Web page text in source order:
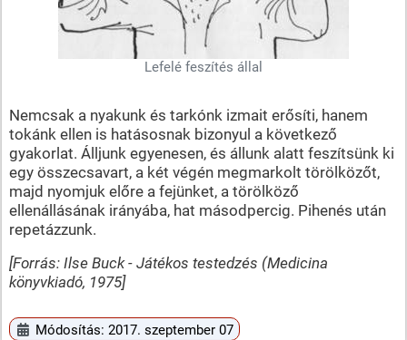
Lefelé feszítés állal
Nemcsak a nyakunk és tarkónk izmait erősíti, hanem
tokánk ellen is hatásosnak bizonyul a következő
gyakorlat. Álljunk egyenesen, és állunk alatt feszítsünk ki
egy összecsavart, a két végén megmarkolt törölközőt,
majd nyomjuk előre a fejünket, a törölköző
ellenállásának irányába, hat másodpercig. Pihenés után
repetázzunk.
[Forrás: Ilse Buck - Játékos testedzés (Medicina
könyvkiadó, 1975]
Módosítás: 2017. szeptember 07